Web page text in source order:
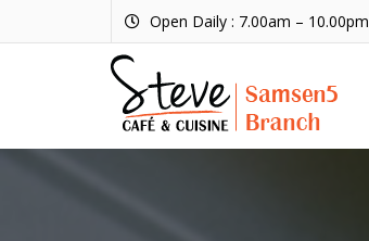
Open Daily : 7.00am – 10.00pm